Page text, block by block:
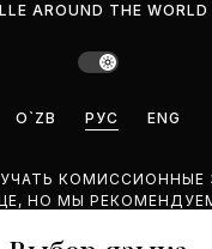
AROUND THE WORLD
O`ZB РУС ENG
КОМИССИОННЫЕ
НО МЫ